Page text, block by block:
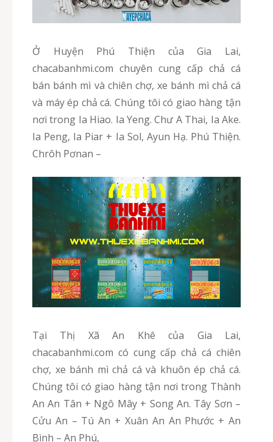
Ở Huyện Phú Thiện của Gia Lai,
chacabanhmi.com chuyên cung cấp chả cá
bán bánh mì và chiên chợ, xe bánh mì chả cá
và máy ép chả cá. Chúng tôi có giao hàng tận
nơi trong Ia Hiao. Ia Yeng. Chư A Thai, Ia Ake.
Ia Peng, Ia Piar + Ia Sol, Ayun Hạ. Phú Thiện.
Chrôh Pơnan –
Tại Thị Xã An Khê của Gia Lai,
chacabanhmi.com có cung cấp chả cá chiên
chợ, xe bánh mì chả cá và khuôn ép chả cá.
Chúng tôi có giao hàng tận nơi trong Thành
An An Tân + Ngô Mây + Song An. Tây Sơn –
Cửu An – Tú An + Xuân An An Phước + An
Bình – An Phú,